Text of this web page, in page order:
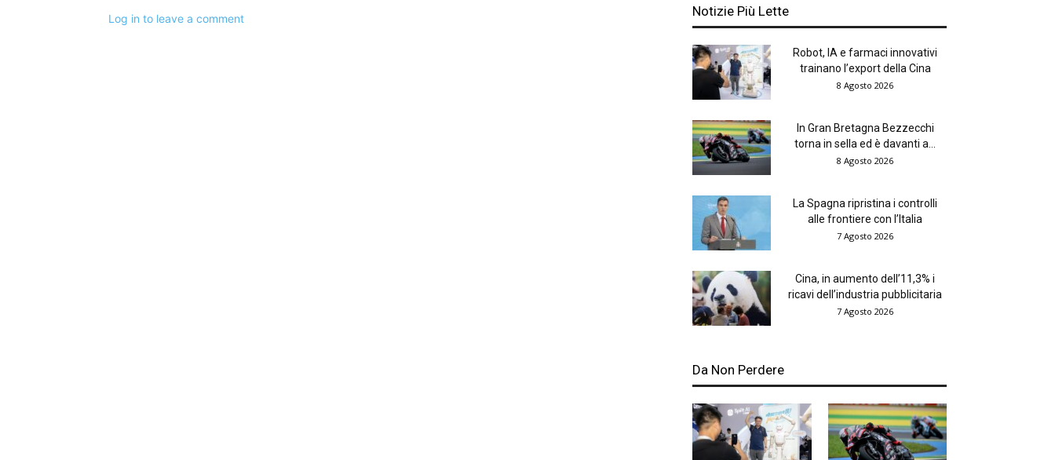
Log in to leave a comment Notizie Più Lette
Robot, IA e farmaci innovativi
trainano l’export della Cina
8 Agosto 2026
In Gran Bretagna Bezzecchi
torna in sella ed è davanti a...
8 Agosto 2026
La Spagna ripristina i controlli
alle frontiere con l’Italia
7 Agosto 2026
Cina, in aumento dell’11,3% i
ricavi dell’industria pubblicitaria
7 Agosto 2026
Da Non Perdere